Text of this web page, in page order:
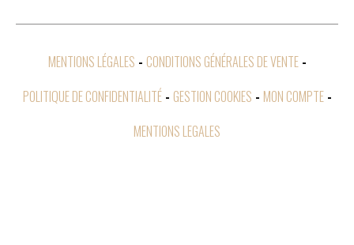
MENTIONS LÉGALES
CONDITIONS GÉNÉRALES DE VENTE
POLITIQUE DE CONFIDENTIALITÉ
GESTION COOKIES
MON COMPTE
MENTIONS LEGALES